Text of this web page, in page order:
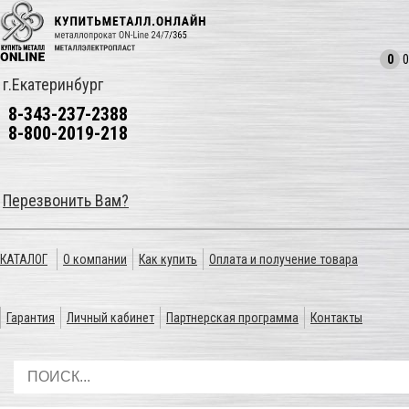
г.Екатеринбург
8-343-237-2388
8-800-2019-218
Перезвонить Вам?
0 0
КАТАЛОГ О компании Как купить Оплата и получение товара
Гарантия Личный кабинет Партнерская программа Контакты